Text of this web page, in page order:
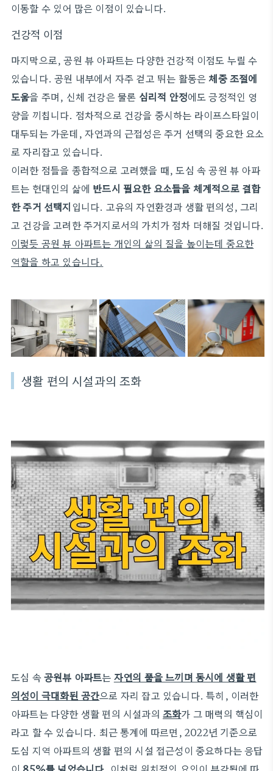
이동할 수 있어 많은 이점이 있습니다.
건강적 이점
마지막으로, 공원 뷰 아파트는 다양한 건강적 이점도 누릴 수
있습니다. 공원 내부에서 자주 걷고 뛰는 활동은체중 조절에
도움을 주며, 신체 건강은 물론 심리적 안정에도 긍정적인 영
향을 끼칩니다. 점차적으로 건강을 중시하는 라이프스타일이
대두되는 가운데, 자연과의 근접성은 주거 선택의 중요한 요소
로 자리잡고 있습니다.
이러한 점들을 종합적으로 고려했을 때, 도심 속 공원 뷰 아파
트는 현대인의 삶에 반드시 필요한 요소들을 체계적으로 결합
한 주거 선택지 입니다. 고유의 자연환경과 생활 편의성, 그리
고 건강을 고려한 주거지로서의 가치가 점차 더해질 것입니다.
이렇듯 공원 뷰 아파트는 개인의 삶의 질을 높이는데 중요한
역할을 하고 있습니다.
생활 편의 시설과의 조화
도심 속공원뷰 아파트는 자연의 품을 느끼며 동시에 생활 편
의성이 극대화된 공간으로 자리 잡고 있습니다. 특히, 이러한
아파트는 다양한 생활 편의 시설과의 조화가 그 매력의 핵심이
라고 할 수 있습니다. 최근 통계에 따르면, 2022년 기준으로
도심 지역 아파트의 생활 편의 시설 접근성이 중요하다는 응답